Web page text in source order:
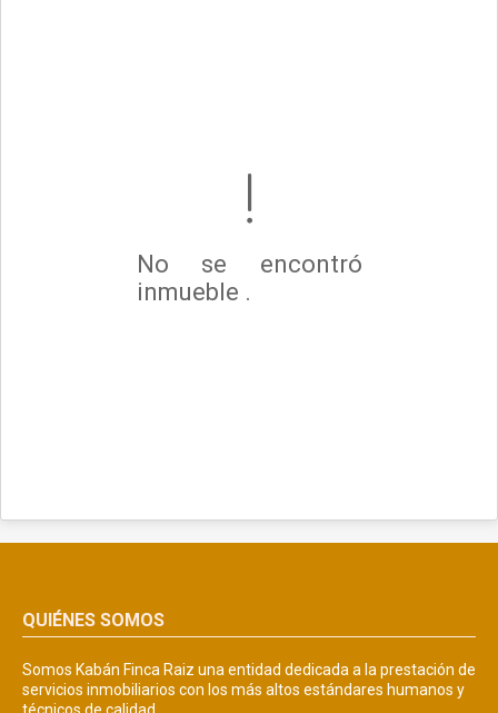
No se encontró
inmueble .
QUIÉNES SOMOS
Somos Kabán Finca Raiz una entidad dedicada a la prestación de
servicios inmobiliarios con los más altos estándares humanos y